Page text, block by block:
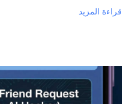
قراءة المزيد